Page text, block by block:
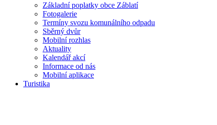
Základní poplatky obce Záblatí
Fotogalerie
Termíny svozu komunálního odpadu
Sběrný dvůr
Mobilní rozhlas
Aktuality
Kalendář akcí
Informace od nás
Mobilní aplikace
Turistika